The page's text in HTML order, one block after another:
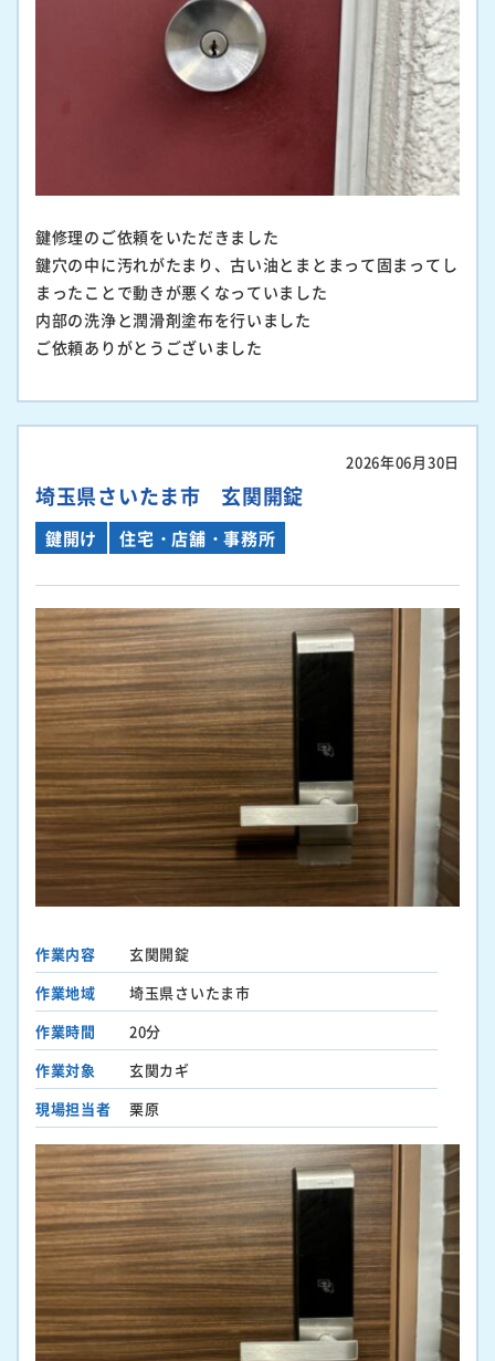
鍵修理のご依頼をいただきました
鍵穴の中に汚れがたまり、古い油とまとまって固まってし
まったことで動きが悪くなっていました
内部の洗浄と潤滑剤塗布を行いました
ご依頼ありがとうございました
2026年06月30日
埼玉県さいたま市 玄関開錠
鍵開け 住宅・店舗・事務所
作業内容
玄関開錠
作業地域
埼玉県さいたま市
作業時間
20分
作業対象
玄関カギ
現場担当者
栗原